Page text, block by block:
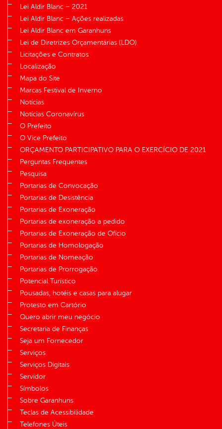
Lei Aldir Blanc – 2021
Lei Aldir Blanc – Ações realizadas
Lei Aldir Blanc em Garanhuns
Lei de Diretrizes Orçamentárias (LDO)
Licitações e Contratos
Localização
Mapa do Site
Marcas Festival de Inverno
Notícias
Notícias Coronavírus
O Prefeito
O Vice Prefeito
ORÇAMENTO PARTICIPATIVO PARA O EXERCÍCIO DE 2021
Perguntas Frequentes
Pesquisa
Portarias de Convocação
Portarias de Desistência
Portarias de Exoneração
Portarias de exoneração a pedido
Portarias de Exoneração de Ofício
Portarias de Homologação
Portarias de Nomeação
Portarias de Prorrogação
Potencial Turístico
Pousadas, hotéis e casas para alugar
Protesto em Cartório
Quero abrir meu negócio
Secretaria de Finanças
Seja um Fornecedor
Serviços
Serviços Digitais
Servidor
Símbolos
Sobre Garanhuns
Teclas de Acessibilidade
Telefones Úteis